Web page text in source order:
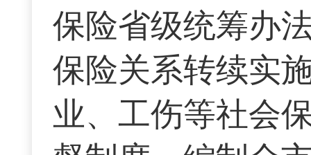
保险省级统筹办
保险关系转续实
业、工伤等社会